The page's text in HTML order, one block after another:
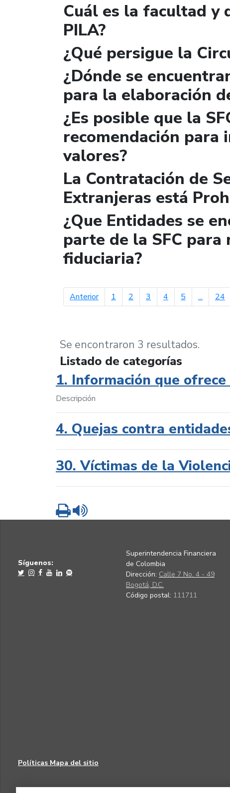
Cuál es la facultad y
PILA?
¿Qué persigue la
¿Dónde se
para la elaboración
¿Es posible que la
recomendación para
valores?
La Contratación de
Extranjeras está
¿Que Entidades se
parte de la SFC
fiduciaria?
Anteriorpágina anterior
1 2 3 4 5 ... 24
Se encontraron 3 resultados.
Listado de categorías
1. Información que
Descripción
4. Quejas contra
30. Víctimas de la
Imprimir
Síguenos:
Superintendencia Financiera
de Colombia
Dirección: Calle 7 No. 4 - 49
Bogotá, D.C.
Código postal: 111711
Políticas Mapa del sitio